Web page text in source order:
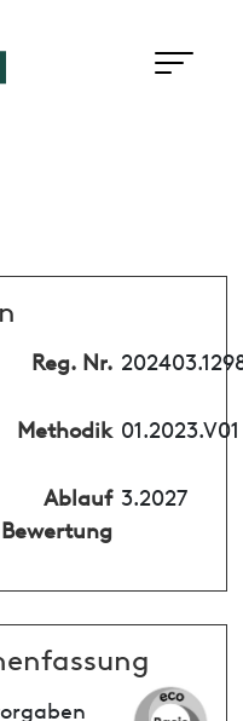
Reg. Nr.
Methodik 01.2023.V01
Ablauf
Bewertung
3.2027